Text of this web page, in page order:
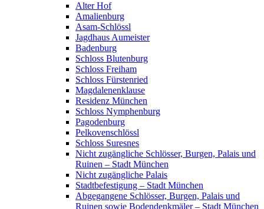
Alter Hof
Amalienburg
Asam-Schlössl
Jagdhaus Aumeister
Badenburg
Schloss Blutenburg
Schloss Freiham
Schloss Fürstenried
Magdalenenklause
Residenz München
Schloss Nymphenburg
Pagodenburg
Pelkovenschlössl
Schloss Suresnes
Nicht zugängliche Schlösser, Burgen, Palais und
Ruinen – Stadt München
Nicht zugängliche Palais
Stadtbefestigung – Stadt München
Abgegangene Schlösser, Burgen, Palais und
Ruinen sowie Bodendenkmäler – Stadt München